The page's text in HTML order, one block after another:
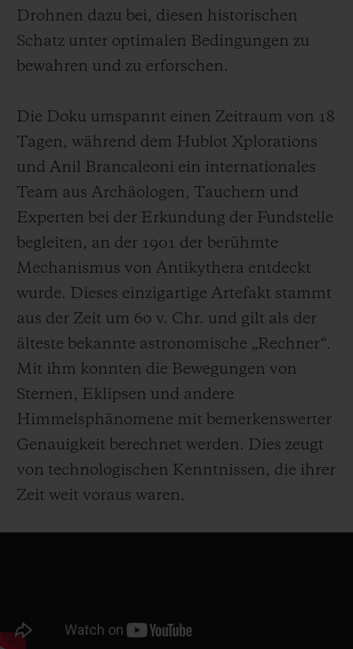
Drohnen dazu bei, diesen historischen
Schatz unter optimalen Bedingungen zu
bewahren und zu erforschen.
Die Doku umspannt einen Zeitraum von 18
Tagen, während dem Hublot Xplorations
und Anil Brancaleoni ein internationales
Team aus Archäologen, Tauchern und
Experten bei der Erkundung der Fundstelle
begleiten, an der 1901 der berühmte
Mechanismus von Antikythera entdeckt
wurde. Dieses einzigartige Artefakt stammt
aus der Zeit um 60 v. Chr. und gilt als der
älteste bekannte astronomische „Rechner“.
Mit ihm konnten die Bewegungen von
Sternen, Eklipsen und andere
Himmelsphänomene mit bemerkenswerter
Genauigkeit berechnet werden. Dies zeugt
von technologischen Kenntnissen, die ihrer
Zeit weit voraus waren.